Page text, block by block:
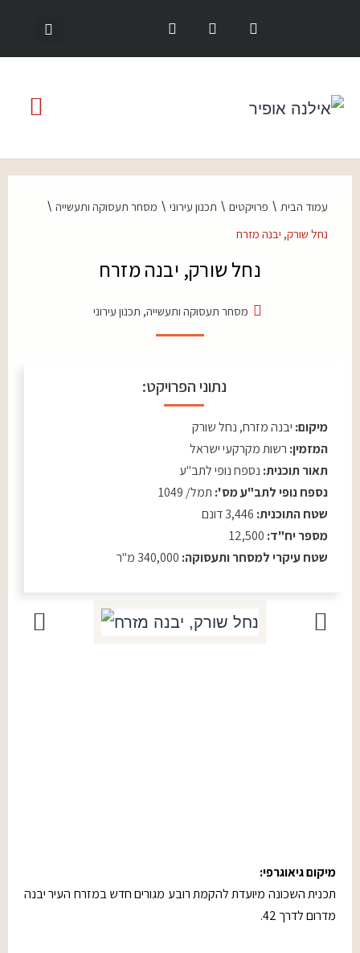
עמוד הבית \ פרויקטים \ תכנון עירוני \ מסחר תעסוקה ותעשייה \
נחל שורק, יבנה מזרח
נחל שורק, יבנה מזרח
מסחר תעסוקה ותעשייה, תכנון עירוני
נתוני הפרויקט:
מיקום: יבנה מזרח, נחל שורק
המזמין: רשות מקרקעי ישראל
תאור תוכנית: נספח נופי לתב"ע
נספח נופי לתב"ע מס': תמל/ 1049
שטח התוכנית:
מספר יח"ד:
שטח עיקרי למסחר ותעסוקה: 340,000 מ"ר
מיקום גיאוגרפי:
תכנית השכונה מיועדת להקמת רובע מגורים חדש במזרח העיר יבנה
מדרום לדרך 42.